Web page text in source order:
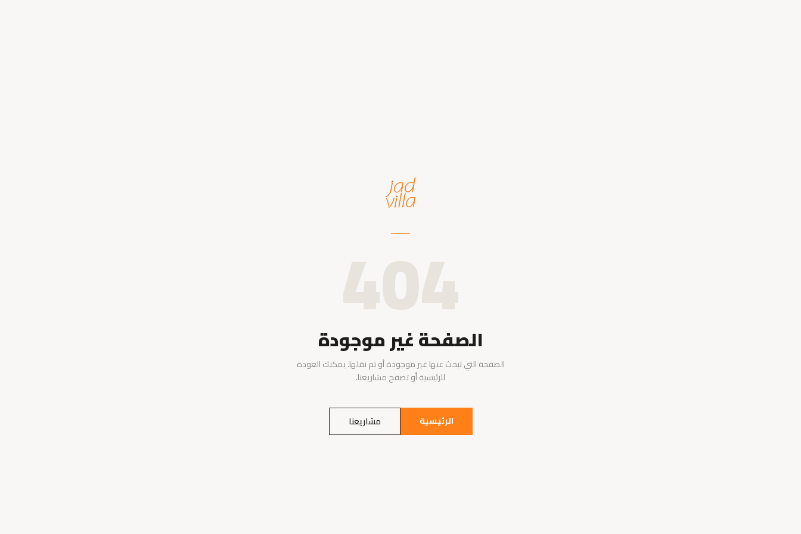
404
الصفحة غير موجودة
الصفحة التي تبحث عنها غير موجودة أو تم نقلها. يمكنك العودة
للرئيسية أو تصفح مشاريعنا.
الرئيسية مشاريعنا